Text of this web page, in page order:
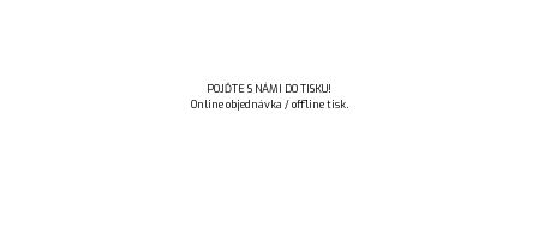
POJĎTE S NÁMI DO TISKU!
Online objednávka / offline tisk.